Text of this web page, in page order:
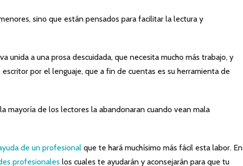
sino que están pensados para facilitar la lectura y
unida a una prosa descuidada, que necesita mucho más trabajo, y
por el lenguaje, que a fin de cuentas es su herramienta de
mayoría de los lectores la abandonaran cuando vean mala
de un profesional que te hará muchísimo más fácil esta labor. En
profesionales los cuales te ayudarán y aconsejarán para que tu